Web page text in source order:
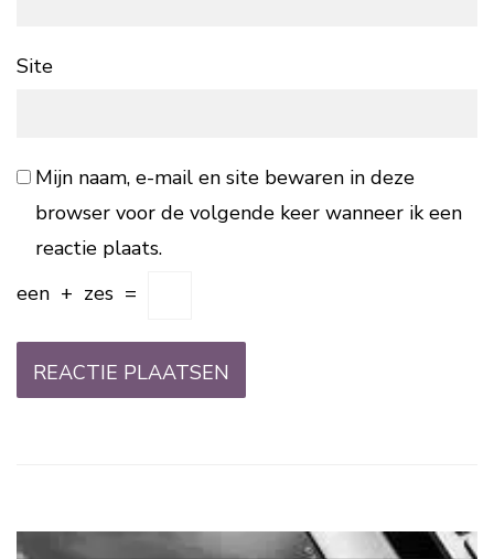
Site
Mijn naam, e-mail en site bewaren in deze
browser voor de volgende keer wanneer ik een
reactie plaats.
een + zes =